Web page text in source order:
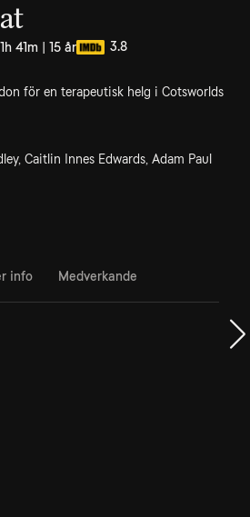
41m | 15 år 3.8
för en terapeutisk helg i Cotsworlds
Caitlin Innes Edwards, Adam Paul
info Medverkande